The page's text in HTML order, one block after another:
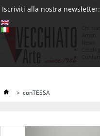
Iscriviti alla nostra newsletter:
> conTESSA